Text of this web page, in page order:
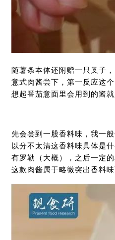
随薯条本体还附赠一只叉子
意式肉酱尝下，第一反应这
想起番茄意面里会用到的酱
先会尝到一股香料味，我一
以分不太清这香料味具体是
有罗勒（大概），之后一定
这款肉酱属于略微突出香料